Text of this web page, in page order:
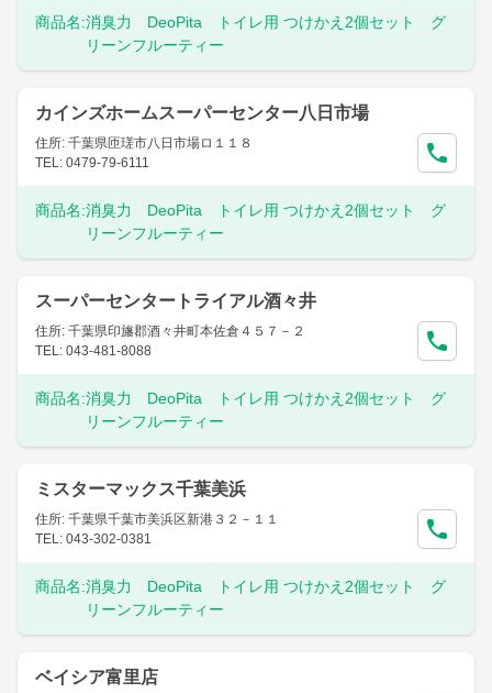
商品名:消臭力 DeoPita トイレ用 つけかえ2個セット グ
リーンフルーティー
カインズホームスーパーセンター八日市場
住所: 千葉県匝瑳市八日市場ロ１１８
TEL: 0479-79-6111
商品名:消臭力 DeoPita トイレ用 つけかえ2個セット グ
リーンフルーティー
スーパーセンタートライアル酒々井
住所: 千葉県印旛郡酒々井町本佐倉４５７－２
TEL: 043-481-8088
商品名:消臭力 DeoPita トイレ用 つけかえ2個セット グ
リーンフルーティー
ミスターマックス千葉美浜
住所: 千葉県千葉市美浜区新港３２－１１
TEL: 043-302-0381
商品名:消臭力 DeoPita トイレ用 つけかえ2個セット グ
リーンフルーティー
ベイシア富里店